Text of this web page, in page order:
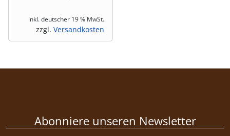
inkl. deutscher 19 % MwSt.
zzgl. Versandkosten
Abonniere unseren Newsletter